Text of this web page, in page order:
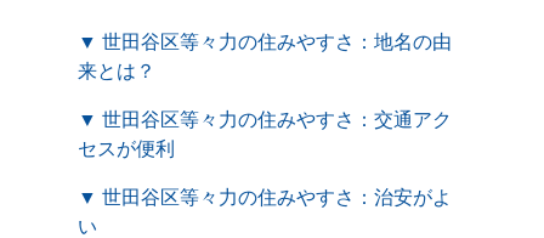
▼ 世田谷区等々力の住みやすさ：地名の由
来とは？
▼ 世田谷区等々力の住みやすさ：交通アク
セスが便利
▼ 世田谷区等々力の住みやすさ：治安がよ
い